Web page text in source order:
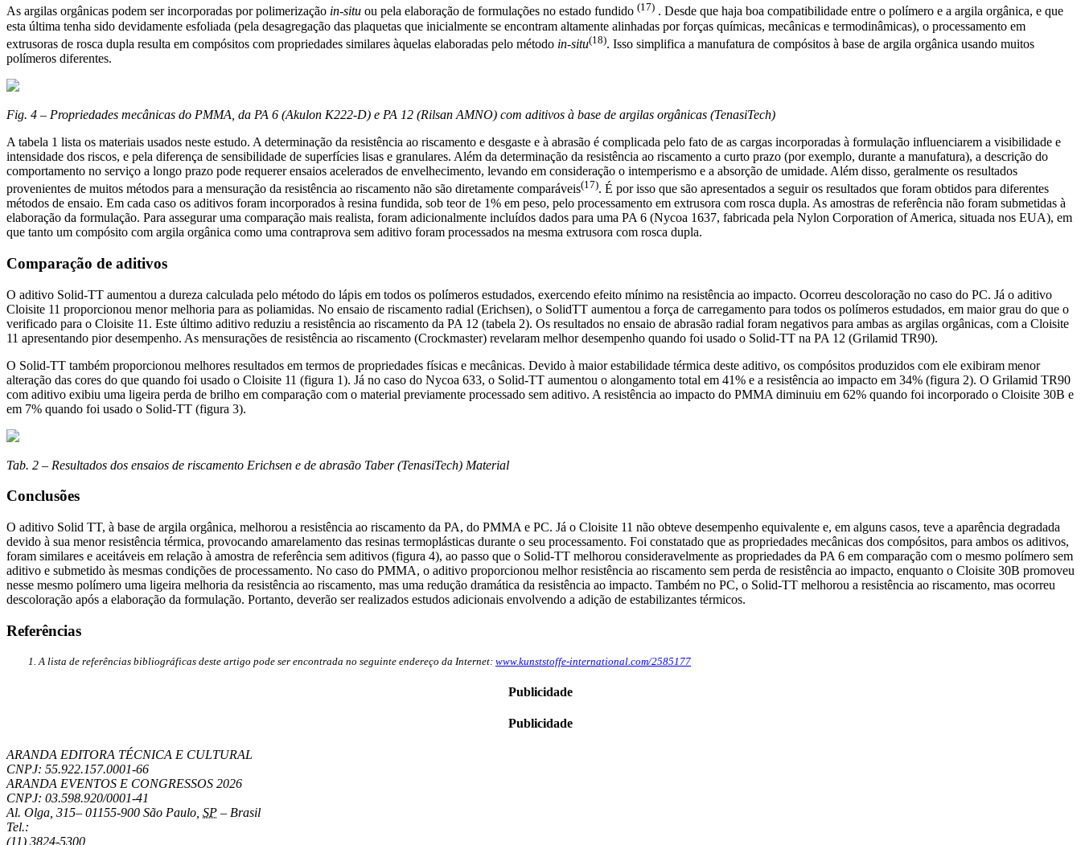
As argilas orgânicas podem ser incorporadas por polimerização in-situ ou pela elaboração de formulações no estado fundido (17) . Desde que haja boa compatibilidade entre o polímero e a argila orgânica, e que
esta última tenha sido devidamente esfoliada (pela desagregação das plaquetas que inicialmente se encontram altamente alinhadas por forças químicas, mecânicas e termodinâmicas), o processamento em
extrusoras de rosca dupla resulta em compósitos com propriedades similares àquelas elaboradas pelo método in-situ(18). Isso simplifica a manufatura de compósitos à base de argila orgânica usando muitos
polímeros diferentes.
Fig. 4 – Propriedades mecânicas do PMMA, da PA 6 (Akulon K222-D) e PA 12 (Rilsan AMNO) com aditivos à base de argilas orgânicas (TenasiTech)
A tabela 1 lista os materiais usados neste estudo. A determinação da resistência ao riscamento e desgaste e à abrasão é complicada pelo fato de as cargas incorporadas à formulação influenciarem a visibilidade e
intensidade dos riscos, e pela diferença de sensibilidade de superfícies lisas e granulares. Além da determinação da resistência ao riscamento a curto prazo (por exemplo, durante a manufatura), a descrição do
comportamento no serviço a longo prazo pode requerer ensaios acelerados de envelhecimento, levando em consideração o intemperismo e a absorção de umidade. Além disso, geralmente os resultados
provenientes de muitos métodos para a mensuração da resistência ao riscamento não são diretamente comparáveis(17). É por isso que são apresentados a seguir os resultados que foram obtidos para diferentes
métodos de ensaio. Em cada caso os aditivos foram incorporados à resina fundida, sob teor de 1% em peso, pelo processamento em extrusora com rosca dupla. As amostras de referência não foram submetidas à
elaboração da formulação. Para assegurar uma comparação mais realista, foram adicionalmente incluídos dados para uma PA 6 (Nycoa 1637, fabricada pela Nylon Corporation of America, situada nos EUA), em
que tanto um compósito com argila orgânica como uma contraprova sem aditivo foram processados na mesma extrusora com rosca dupla.
Comparação de aditivos
O aditivo Solid-TT aumentou a dureza calculada pelo método do lápis em todos os polímeros estudados, exercendo efeito mínimo na resistência ao impacto. Ocorreu descoloração no caso do PC. Já o aditivo
Cloisite 11 proporcionou menor melhoria para as poliamidas. No ensaio de riscamento radial (Erichsen), o SolidTT aumentou a força de carregamento para todos os polímeros estudados, em maior grau do que o
verificado para o Cloisite 11. Este último aditivo reduziu a resistência ao riscamento da PA 12 (tabela 2). Os resultados no ensaio de abrasão radial foram negativos para ambas as argilas orgânicas, com a Cloisite
11 apresentando pior desempenho. As mensurações de resistência ao riscamento (Crockmaster) revelaram melhor desempenho quando foi usado o Solid-TT na PA 12 (Grilamid TR90).
O Solid-TT também proporcionou melhores resultados em termos de propriedades físicas e mecânicas. Devido à maior estabilidade térmica deste aditivo, os compósitos produzidos com ele exibiram menor
alteração das cores do que quando foi usado o Cloisite 11 (figura 1). Já no caso do Nycoa 633, o Solid-TT aumentou o alongamento total em 41% e a resistência ao impacto em 34% (figura 2). O Grilamid TR90
com aditivo exibiu uma ligeira perda de brilho em comparação com o material previamente processado sem aditivo. A resistência ao impacto do PMMA diminuiu em 62% quando foi incorporado o Cloisite 30B e
em 7% quando foi usado o Solid-TT (figura 3).
Tab. 2 – Resultados dos ensaios de riscamento Erichsen e de abrasão Taber (TenasiTech) Material
Conclusões
O aditivo Solid TT, à base de argila orgânica, melhorou a resistência ao riscamento da PA, do PMMA e PC. Já o Cloisite 11 não obteve desempenho equivalente e, em alguns casos, teve a aparência degradada
devido à sua menor resistência térmica, provocando amarelamento das resinas termoplásticas durante o seu processamento. Foi constatado que as propriedades mecânicas dos compósitos, para ambos os aditivos,
foram similares e aceitáveis em relação à amostra de referência sem aditivos (figura 4), ao passo que o Solid-TT melhorou consideravelmente as propriedades da PA 6 em comparação com o mesmo polímero sem
aditivo e submetido às mesmas condições de processamento. No caso do PMMA, o aditivo proporcionou melhor resistência ao riscamento sem perda de resistência ao impacto, enquanto o Cloisite 30B promoveu
nesse mesmo polímero uma ligeira melhoria da resistência ao riscamento, mas uma redução dramática da resistência ao impacto. Também no PC, o Solid-TT melhorou a resistência ao riscamento, mas ocorreu
descoloração após a elaboração da formulação. Portanto, deverão ser realizados estudos adicionais envolvendo a adição de estabilizantes térmicos.
Referências
A lista de referências bibliográficas deste artigo pode ser encontrada no seguinte endereço da Internet: www.kunststoffe-international.com/2585177
Publicidade
Publicidade
ARANDA EDITORA TÉCNICA E CULTURAL
CNPJ: 55.922.157.0001-66
ARANDA EVENTOS E CONGRESSOS 2026
CNPJ: 03.598.920/0001-41
Al. Olga, 315– 01155-900 São Paulo SP – Brasil
Tel.:
(11) 3824-5300